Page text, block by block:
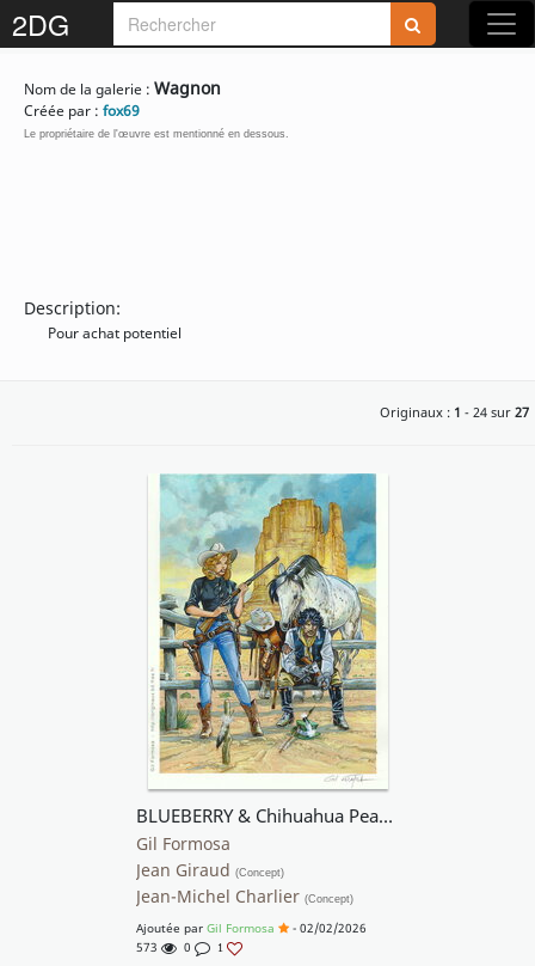
2DG Rejoignez-nous sur 2DG !
Découvrez de nouvelles fonctionnalités
gratuites !
Nom de la galerie : Wagnon
Créée par : fox69
Le propriétaire de l'œuvre est mentionné en dessous.
Description:
Pour achat potentiel
Originaux : 1 - 24 sur 27
BLUEBERRY & Chihuahua Pearl - Coral
Gil Formosa
Jean Giraud (Concept)
Jean-Michel Charlier (Concept)
Ajoutée par Gil Formosa
- 02/02/2026
573
0 1